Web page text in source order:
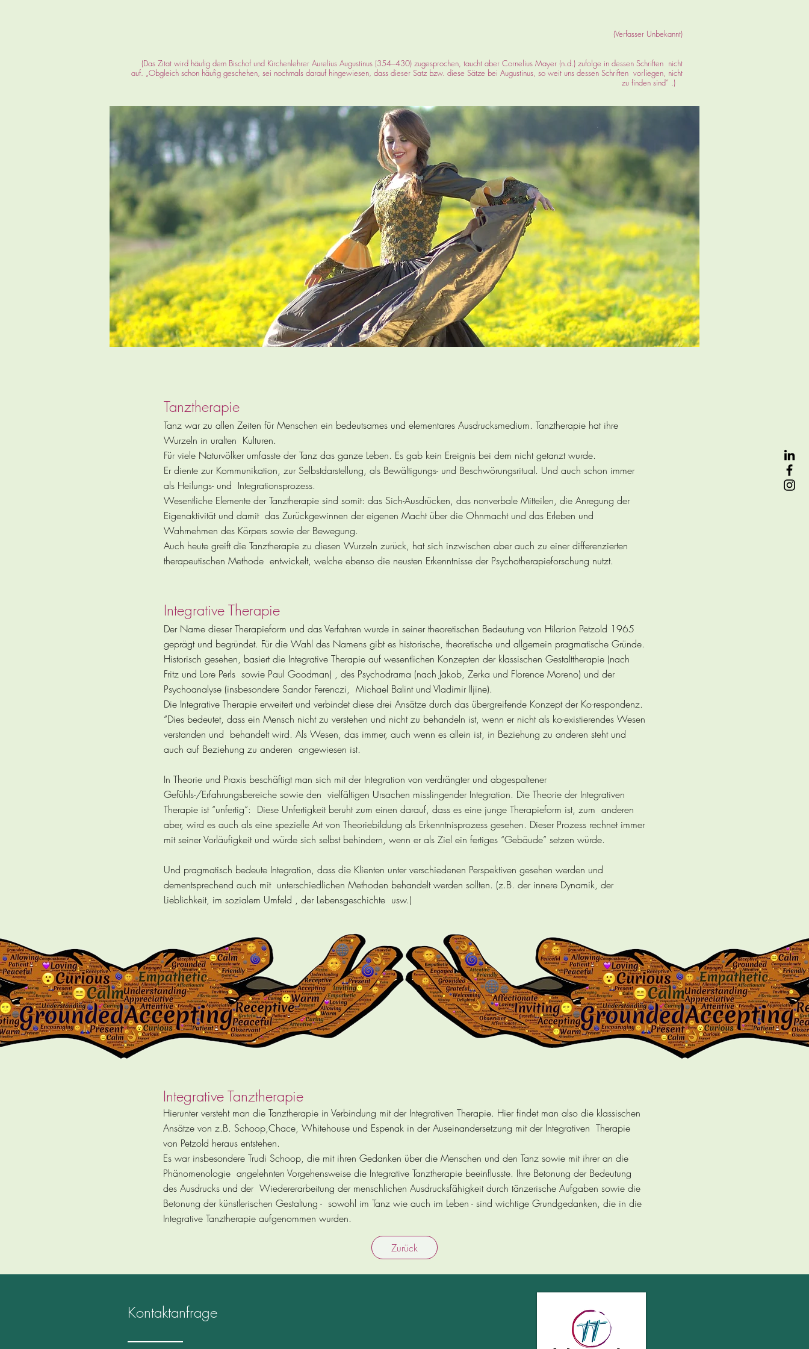
(Verfasser Unbekannt)
(Das Zitat wird häufig dem Bischof und Kirchenlehrer Aurelius Augustinus (354–430) zugesprochen, taucht aber Cornelius Mayer (n.d.) zufolge in dessen Schriften nicht
auf. „Obgleich schon häufig geschehen, sei nochmals darauf hingewiesen, dass dieser Satz bzw. diese Sätze bei Augustinus, so weit uns dessen Schriften vorliegen, nicht
zu finden sind“ .)
Tanztherapie
Tanz war zu allen Zeiten für Menschen ein bedeutsames und elementares Ausdrucksmedium. Tanztherapie hat ihre
Wurzeln in uralten Kulturen.
Für viele Naturvölker umfasste der Tanz das ganze Leben. Es gab kein Ereignis bei dem nicht getanzt wurde.
Er diente zur Kommunikation, zur Selbstdarstellung, als Bewältigungs- und Beschwörungsritual. Und auch schon immer
als Heilungs- und Integrationsprozess.
Wesentliche Elemente der Tanztherapie sind somit: das Sich-Ausdrücken, das nonverbale Mitteilen, die Anregung der
Eigenaktivität und damit das Zurückgewinnen der eigenen Macht über die Ohnmacht und das Erleben und
Wahrnehmen des Körpers sowie der Bewegung.
Auch heute greift die Tanztherapie zu diesen Wurzeln zurück, hat sich inzwischen aber auch zu einer differenzierten
therapeutischen Methode entwickelt, welche ebenso die neusten Erkenntnisse der Psychotherapieforschung nutzt.
Integrative Therapie
Der Name dieser Therapieform und das Verfahren wurde in seiner theoretischen Bedeutung von Hilarion Petzold 1965
geprägt und begründet. Für die Wahl des Namens gibt es historische, theoretische und allgemein pragmatische Gründe.
Historisch gesehen, basiert die Integrative Therapie auf wesentlichen Konzepten der klassischen Gestalttherapie (nach
Fritz und Lore Perls sowie Paul Goodman) , des Psychodrama (nach Jakob, Zerka und Florence Moreno) und der
Psychoanalyse (insbesondere Sandor Ferenczi, Michael Balint und Vladimir Iljine).
Die Integrative Therapie erweitert und verbindet diese drei Ansätze durch das übergreifende Konzept der Ko-respondenz.
“Dies bedeutet, dass ein Mensch nicht zu verstehen und nicht zu behandeln ist, wenn er nicht als ko-existierendes Wesen
verstanden und behandelt wird. Als Wesen, das immer, auch wenn es allein ist, in Beziehung zu anderen steht und
auch auf Beziehung zu anderen angewiesen ist.
In Theorie und Praxis beschäftigt man sich mit der Integration von verdrängter und abgespaltener
Gefühls-/Erfahrungsbereiche sowie den vielfältigen Ursachen misslingender Integration. Die Theorie der Integrativen
Therapie ist “unfertig”: Diese Unfertigkeit beruht zum einen darauf, dass es eine junge Therapieform ist, zum anderen
aber, wird es auch als eine spezielle Art von Theoriebildung als Erkenntnisprozess gesehen. Dieser Prozess rechnet immer
mit seiner Vorläufigkeit und würde sich selbst behindern, wenn er als Ziel ein fertiges “Gebäude” setzen würde.
Und pragmatisch bedeute Integration, dass die Klienten unter verschiedenen Perspektiven gesehen werden und
dementsprechend auch mit unterschiedlichen Methoden behandelt werden sollten. (z.B. der innere Dynamik, der
Lieblichkeit, im sozialem Umfeld , der Lebensgeschichte usw.)
Integrative Tanztherapie
Hierunter versteht man die Tanztherapie in Verbindung mit der Integrativen Therapie. Hier findet man also die klassischen
Ansätze von z.B. Schoop,Chace, Whitehouse und Espenak in der Auseinandersetzung mit der Integrativen Therapie
von Petzold heraus entstehen.
Es war insbesondere Trudi Schoop, die mit ihren Gedanken über die Menschen und den Tanz sowie mit ihrer an die
Phänomenologie angelehnten Vorgehensweise die Integrative Tanztherapie beeinflusste. Ihre Betonung der Bedeutung
des Ausdrucks und der Wiedererarbeitung der menschlichen Ausdrucksfähigkeit durch tänzerische Aufgaben sowie die
Betonung der künstlerischen Gestaltung - sowohl im Tanz wie auch im Leben - sind wichtige Grundgedanken, die in die
Integrative Tanztherapie aufgenommen wurden.
Zurück
Kontaktanfrage